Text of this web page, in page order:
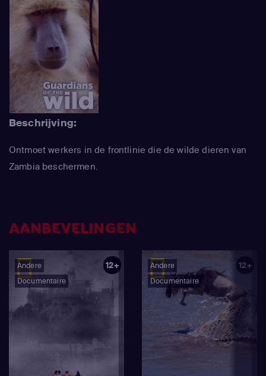
Beschrijving:
Ontmoet werkers in de frontlinie die de wilde dieren van
Zambia beschermen.
AANBEVELINGEN
Andere
Documentaire
12+
Andere
Documentaire
12+